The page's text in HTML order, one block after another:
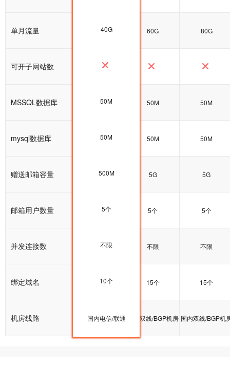
单月流量 40G 60G 80G
可开子网站数
MSSQL数据库 50M 50M 50M
mysql数据库 100M 50M 50M
赠送邮箱容量 5G 5G 5G
邮箱用户数量 5个 5个 5个
并发连接数 不限 不限 不限
绑定域名 10个 15个 15个
机房线路 国内双线/BGP机房 国内双线/BGP机房 国内双线/BGP机
40G
50M
50M
500M
5个
不限
10个
国内电信/联通